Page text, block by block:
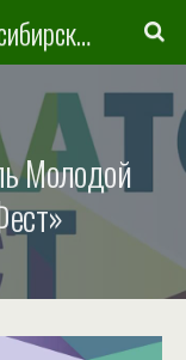
Литературная карта Новосибирска и Новосибирской области
Молодой